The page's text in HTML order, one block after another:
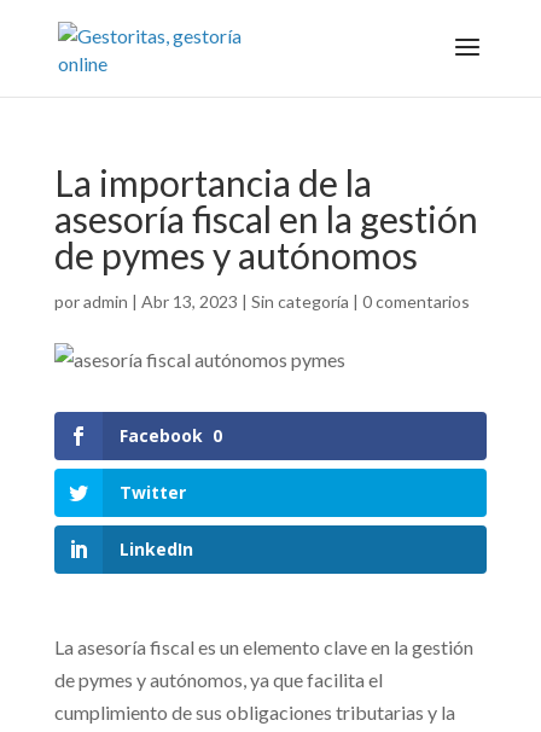
La importancia de la
asesoría fiscal en la gestión
de pymes y autónomos
poradmin | Abr 13, 2023 | Sin categoría | 0 comentarios
Facebook 0
Twitter
LinkedIn
La asesoría fiscal es un elemento clave en la gestión
de pymes y autónomos, ya que facilita el
cumplimiento de sus obligaciones tributarias y la